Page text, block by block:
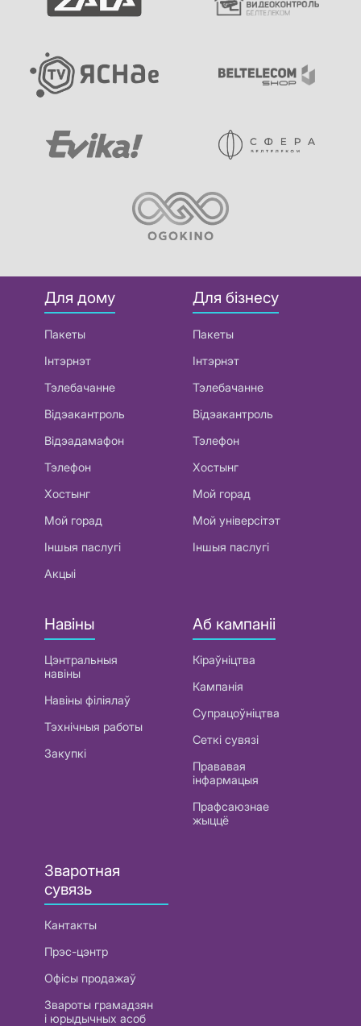
Для дому
Пакеты
Інтэрнэт
Тэлебачанне
Відэакантроль
Відэадамафон
Тэлефон
Хостынг
Мой горад
Іншыя паслугі
Акцыі
Для бізнесу
Пакеты
Інтэрнэт
Тэлебачанне
Відэакантроль
Тэлефон
Хостынг
Мой горад
Мой універсітэт
Іншыя паслугі
Навіны
Цэнтральныя
навіны
Навіны філіялаў
Тэхнічныя работы
Закупкі
Аб кампаніі
Кіраўніцтва
Кампанія
Супрацоўніцтва
Сеткі сувязі
Прававая
інфармацыя
Прафсаюзнае
жыццё
Зваротная
сувязь
Кантакты
Прэс-цэнтр
Офісы продажаў
Звароты грамадзян
і юрыдычных асоб